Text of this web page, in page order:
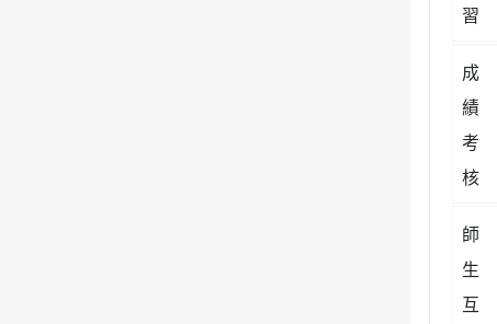
習
成
績
考
核
師
生
互